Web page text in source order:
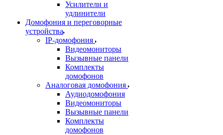
Усилители и
удлинители
Домофония и переговорные
устройства
IP-домофония
Видеомониторы
Вызывные панели
Комплекты
домофонов
Аналоговая домофония
Аудиодомофония
Видеомониторы
Вызывные панели
Комплекты
домофонов